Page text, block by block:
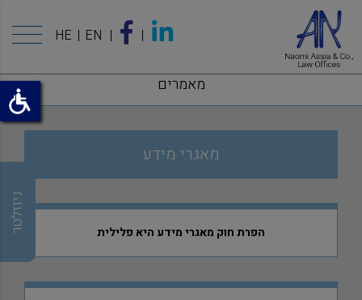
HE EN
מאמרים
מאגרי מידע
הפרת חוק מאגרי מידע היא פלילית ניוזלטר